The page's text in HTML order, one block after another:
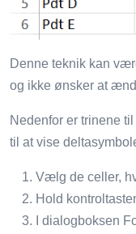
Denne teknik kan
og ikke ønsker at
Nedenfor er trinene
til at vise
Vælg de celler,
Hold
I dialogboksen